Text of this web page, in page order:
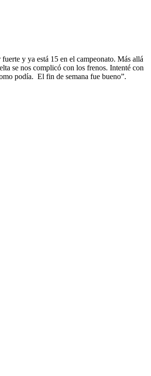
y ya está 15 en el campeonato. Más allá
se nos complicó con los frenos. Intenté con
podía. El fin de semana fue bueno”.